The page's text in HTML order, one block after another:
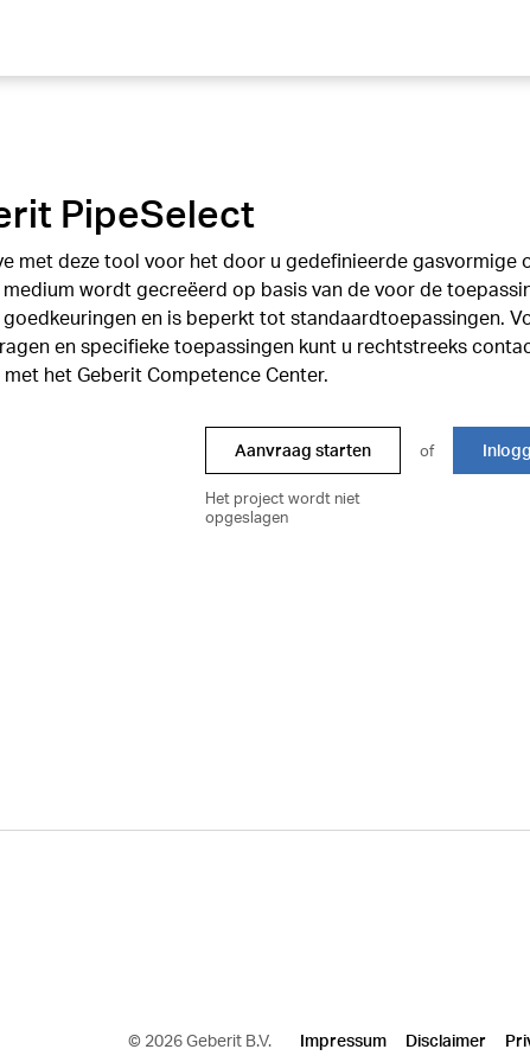
PipeSelect
met deze tool voor het door u gedefinieerde gasvormige
wordt gecreëerd op basis van de voor de
en is beperkt tot standaardtoepassingen.
en specifieke toepassingen kunt u rechtstreeks
het Geberit Competence Center.
Aanvraag starten
Het project wordt niet
opgeslagen
of
Impressum Disclaimer
© 2026 Geberit B.V.